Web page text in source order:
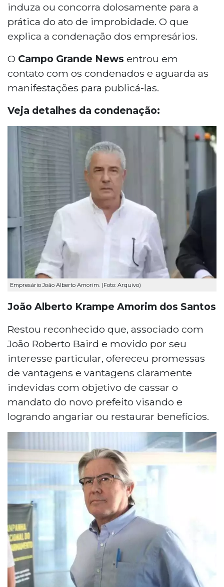
induza ou concorra dolosamente para a
prática do ato de improbidade. O que
explica a condenação dos empresários.
O Campo Grande News entrou em
contato com os condenados e aguarda as
manifestações para publicá-las.
Veja detalhes da condenação:
Empresário João Alberto Amorim. (Foto: Arquivo)
João Alberto Krampe Amorim dos Santos
Restou reconhecido que, associado com
João Roberto Baird e movido por seu
interesse particular, ofereceu promessas
de vantagens e vantagens claramente
indevidas com objetivo de cassar o
mandato do novo prefeito visando e
logrando angariar ou restaurar benefícios.